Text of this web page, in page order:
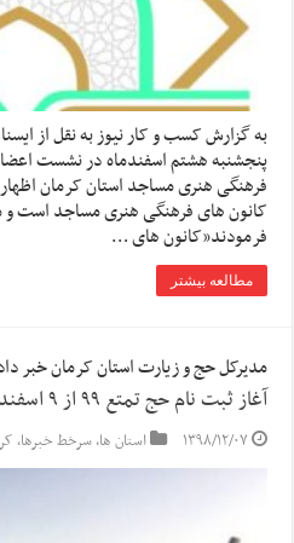
به گزارش کسب و کار نیوز به نقل از
پنجشنبه هشتم اسفندماه در نشست
کانون های فرهنگی هنری مساجد است و
فرمودند”کانون های …
مطالعه بیشتر
مدیرکل حج و زیارت استان کرمان خبر
آغاز ثبت نام حج تمتع ۹۹ از ۹ اسفندماه
۱۳۹۸/۱۲/۰۷ استان ها,سرخط خبرها,